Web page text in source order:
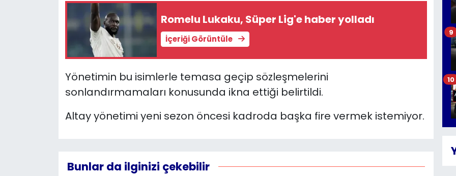
Romelu Lukaku, Süper Lig'e haber yolladı
İçeriği Görüntüle
Yönetimin bu isimlerle temasa geçip sözleşmelerini
sonlandırmamaları konusunda ikna ettiği belirtildi.
Altay yönetimi yeni sezon öncesi kadroda başka fire vermek istemiyor.
Bunlar da ilginizi çekebilir
9
10